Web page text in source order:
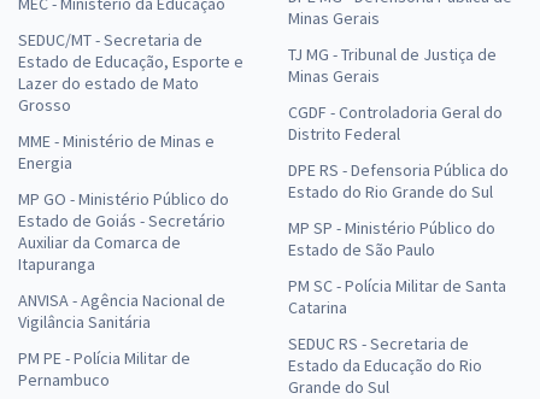
SEDUC/MT - Secretaria de
Estado de Educação, Esporte e
Lazer do estado de Mato
Grosso
MME - Ministério de Minas e
Energia
MP GO - Ministério Público do
Estado de Goiás - Secretário
Auxiliar da Comarca de
Itapuranga
ANVISA - Agência Nacional de
Vigilância Sanitária
PM PE - Polícia Militar de
Pernambuco
Minas Gerais
TJ MG - Tribunal de Justiça de
Minas Gerais
CGDF - Controladoria Geral do
Distrito Federal
DPE RS - Defensoria Pública do
Estado do Rio Grande do Sul
MP SP - Ministério Público do
Estado de São Paulo
PM SC - Polícia Militar de Santa
Catarina
SEDUC RS - Secretaria de
Estado da Educação do Rio
Grande do Sul